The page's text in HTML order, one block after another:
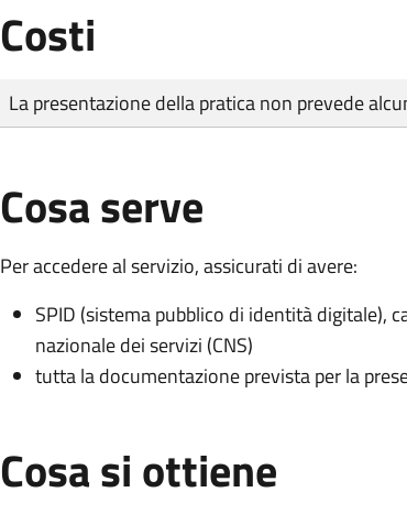
Costi
Tipo di pagamento
Importo
La presentazione della pratica non prevede
Cosa serve
Per accedere al servizio, assicurati di avere:
SPID (sistema pubblico di identità digitale),
nazionale dei servizi (CNS)
tutta la documentazione prevista per la
Cosa si ottiene